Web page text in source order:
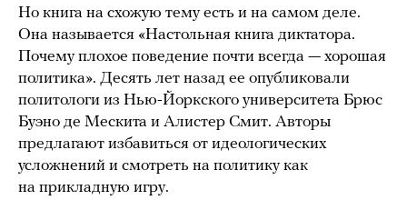
Но книга на схожую тему есть и на самом деле.
Она называется «Настольная книга диктатора.
Почему плохое поведение почти всегда — хорошая
политика». Десять лет назад ее опубликовали
политологи из Нью-Йоркского университета Брюс
Буэно де Мескита и Алистер Смит. Авторы
предлагают избавиться от идеологических
усложнений и смотреть на политику как
на прикладную игру.